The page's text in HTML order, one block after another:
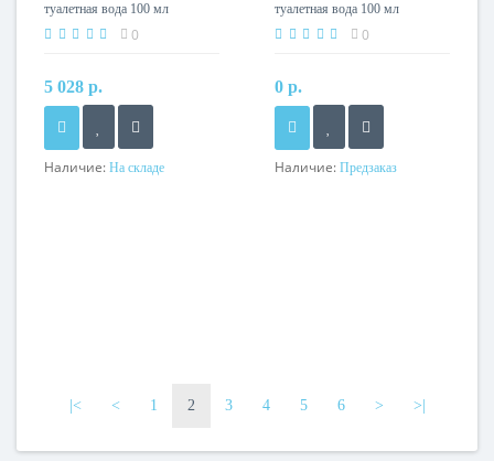
туалетная вода 100 мл
0
5 028 р.
Наличие: На складе
туалетная вода 100 мл
0
0 р.
Наличие: Предзаказ
|< < 1 2 3 4 5 6 > >|